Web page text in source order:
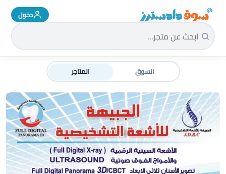
سوق دادسترز الرئيسية دخول
السوق المتاجر